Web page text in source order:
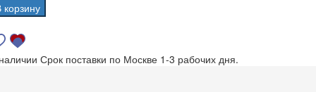
корзину
Срок поставки по Москве 1-3 рабочих дня.